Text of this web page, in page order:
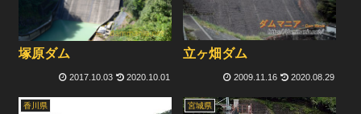
塚原ダム
2017.10.03 2020.10.01
立ヶ畑ダム
2009.11.16 2020.08.29
香川県 宮城県